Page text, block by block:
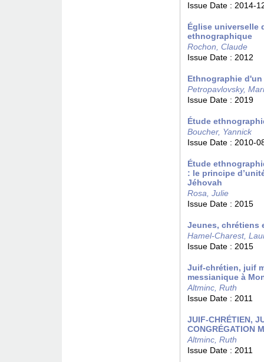
Issue Date : 2014-
Église universelle
ethnographique
Rochon, Claude
Issue Date : 2012
Ethnographie
Petropavlovsky,
Issue Date : 2019
Étude
Boucher, Yannick
Issue Date : 2010-
Étude
: le principe
Jéhovah
Rosa, Julie
Issue Date : 2015
Jeunes, chrétiens
Hamel-Charest,
Issue Date : 2015
Juif-chrétien, juif
messianique à
Altminc, Ruth
Issue Date : 2011
JUIF-CHRÉTIEN,
CONGRÉGATION
Altminc, Ruth
Issue Date : 2011